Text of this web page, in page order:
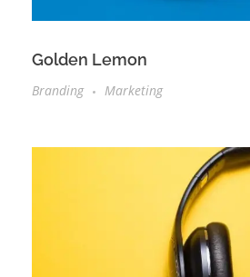
Golden Lemon
Branding
Marketing